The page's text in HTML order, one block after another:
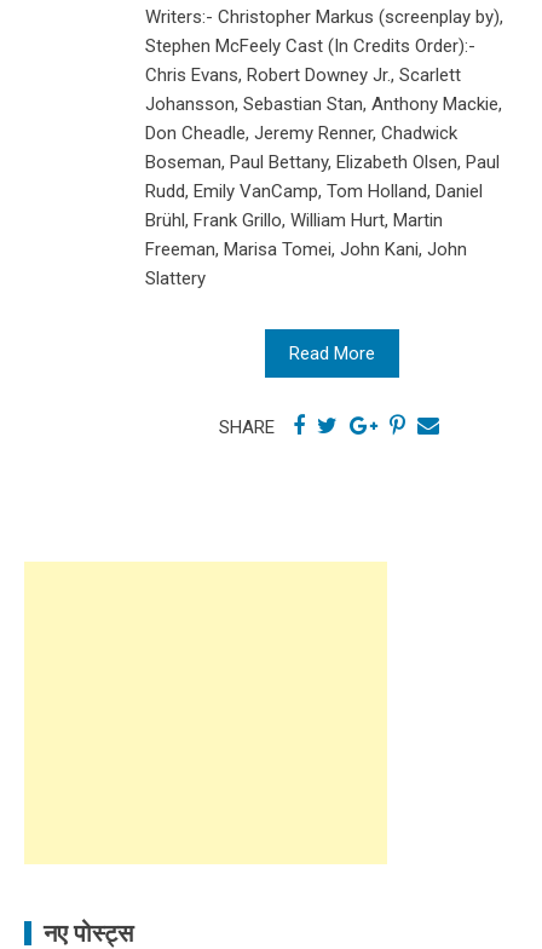
Writers:- Christopher Markus (screenplay by),
Stephen McFeely Cast (In Credits Order):-
Chris Evans, Robert Downey Jr., Scarlett
Johansson, Sebastian Stan, Anthony Mackie,
Don Cheadle, Jeremy Renner, Chadwick
Boseman, Paul Bettany, Elizabeth Olsen, Paul
Rudd, Emily VanCamp, Tom Holland, Daniel
Brühl, Frank Grillo, William Hurt, Martin
Freeman, Marisa Tomei, John Kani, John
Slattery
Read More
SHARE
नए पोस्ट्स